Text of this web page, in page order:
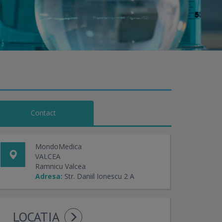
Contact
MondoMedica
VALCEA
Ramnicu Valcea
Adresa: Str. Daniil Ionescu 2 A
LOCATIA